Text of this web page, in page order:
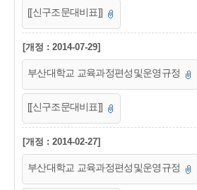
[[신구조문대비표]]
[개정 : 2014-07-29]
부산대학교 교육과정편성및운영규정
[[신구조문대비표]]
[개정 : 2014-02-27]
부산대학교 교육과정편성및운영규정